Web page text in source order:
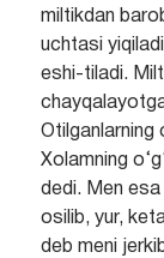
miltikdan
uchtasi
eshi-tiladi.
Otilganlarning
Xolamning
dedi. Men esa
osilib, yur,
deb meni